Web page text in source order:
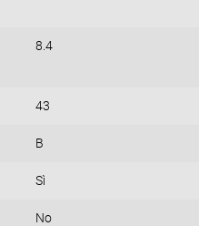
8.4
43
B
Sì
No